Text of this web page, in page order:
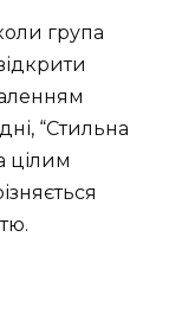
група
“Стильна
цілим